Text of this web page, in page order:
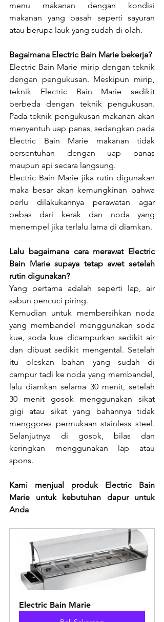
menu makanan dengan kondisi
makanan yang basah seperti sayuran
atau berupa lauk yang sudah di olah.
Bagaimana Electric Bain Marie bekerja?
Electric Bain Marie mirip dengan teknik
dengan pengukusan. Meskipun mirip,
teknik Electric Bain Marie sedikit
berbeda dengan teknik pengukusan.
Pada teknik pengukusan makanan akan
menyentuh uap panas, sedangkan pada
Electric Bain Marie makanan tidak
bersentuhan dengan uap panas
maupun api secara langsung.
Electric Bain Marie jika rutin digunakan
maka besar akan kemungkinan bahwa
perlu dilakukannya perawatan agar
bebas dari kerak dan noda yang
menempel jika terlalu lama di diamkan.
Lalu bagaimana cara merawat Electric
Bain Marie supaya tetap awet setelah
rutin digunakan?
Yang pertama adalah seperti lap, air
sabun pencuci piring.
Kemudian untuk membersihkan noda
yang membandel menggunakan soda
kue, soda kue dicampurkan sedikit air
dan dibuat sedikit mengental. Setelah
itu oleskan bahan yang sudah di
campur tadi ke noda yang membandel,
lalu diamkan selama 30 menit, setelah
30 menit gosok menggunakan sikat
gigi atau sikat yang bahannya tidak
menggores permukaan stainless steel.
Selanjutnya di gosok, bilas dan
keringkan menggunakan lap atau
spons.
Kami menjual produk Electric Bain
Marie untuk kebutuhan dapur untuk
Anda
Electric Bain Marie